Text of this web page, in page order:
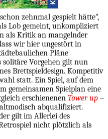
zehnmal gespielt hätte“,
Lob gemeint, unkompliziert
als Kritik an mangelnder
wir hier ungestört in
Pläne
Vorgehen gilt nun
Brettspieldesign. Kompetitiv
statt. Ein Spiel, auf dem
gemeinsamen Spielplan eine
erschienenen Tower up –
abqualifiziert.
gilt im Allerlei des
nicht plötzlich als